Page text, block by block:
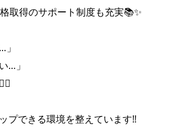
取得のサポート制度も充実📚✨
…」
プできる環境を整えています‼️